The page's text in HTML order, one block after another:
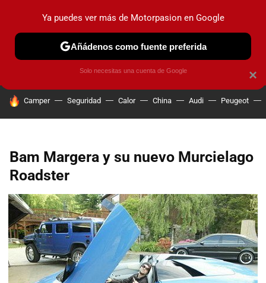
PRUEBAS COCHES ELÉCTRICOS OBSERVATORIO
HOY SE HABLA DE
Camper Seguridad Calor China Audi Peugeot
Bam Margera y su nuevo Murcielago
Roadster
×
Ya puedes ver más de Motorpasion en Google
Añádenos como fuente preferida
Solo necesitas una cuenta de Google